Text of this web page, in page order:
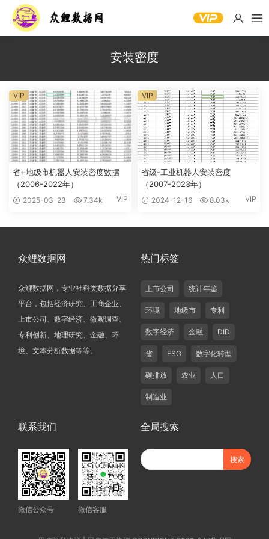
安装密度
省+地级市机器人安装密度数据
（2006-2022年）
2025-03-23 7.34k VIP
VIP
省级-工业机器人安装密度
（2007-2023年）
2024-12-16 8.03k VIP
VIP
众鲤数据网
众鲤数据网，专业社科类数据分享
平台，包括经济研究、工商企业、
上市公司、数字经济、微观调查、
专利创新、地理研究、金融、环
境、文本分析数据等等。
热门标签
上市公司 统计年鉴
环境 地级市 专利
数字经济 金融 DID
省 ESG 数字化转型
碳排放 农业 人口
制造业
联系我们
微信公众号 微信客服
全局搜索